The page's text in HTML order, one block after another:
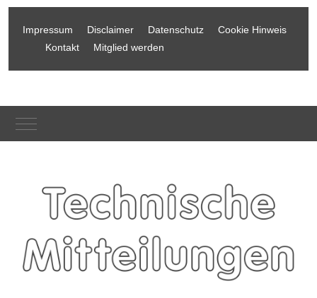
Impressum Disclaimer Datenschutz
Cookie Hinweis
Kontakt
Mitglied werden
Mobile Menu Toggle